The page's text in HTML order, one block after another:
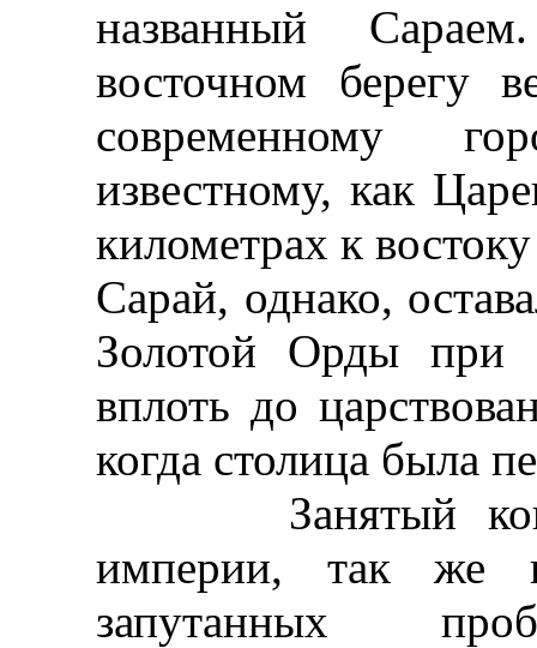
названный
восточном берегу
современному
известному, как
километрах к
Сарай, однако,
Золотой Орды при
вплоть до
когда столица была
Занятый
империи, так же
запутанных